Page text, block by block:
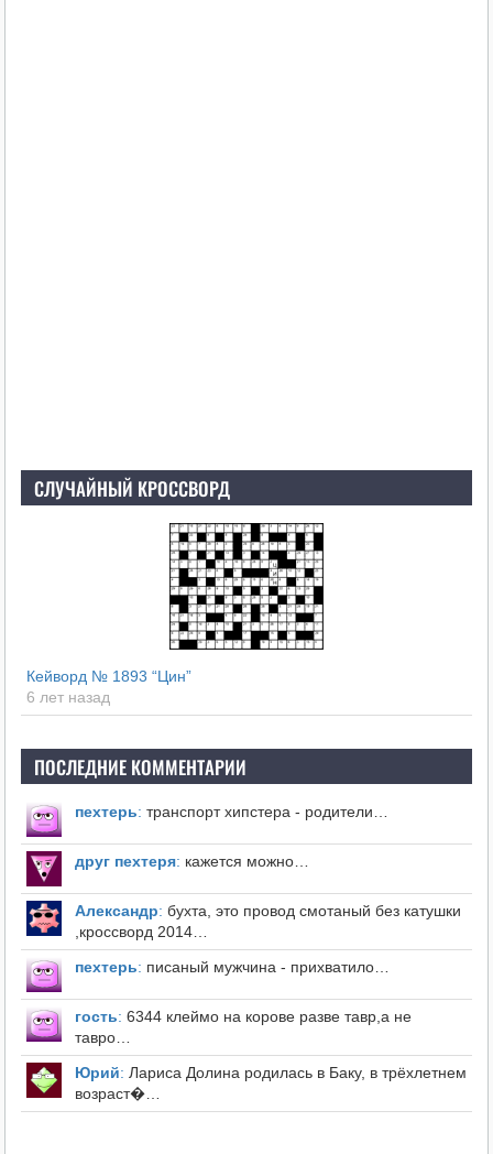
СЛУЧАЙНЫЙ КРОССВОРД
Кейворд № 1893 “Цин”
6 лет назад
ПОСЛЕДНИЕ КОММЕНТАРИИ
пехтерь: транспорт хипстера - родители…
друг пехтеря: кажется можно…
Александр: бухта, это провод смотаный без катушки
,кроссворд 2014…
пехтерь: писаный мужчина - прихватило…
гость: 6344 клеймо на корове разве тавр,а не
тавро…
Юрий: Лариса Долина родилась в Баку, в трёхлетнем
возраст�…